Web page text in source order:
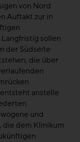
von Nord
Auftakt zur in
sollen
der Südseite
die über
anstelle
und
die dem Klinikum